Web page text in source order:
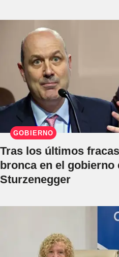
GOBIERNO
Tras los últimos
bronca en el gobierno
Sturzenegger